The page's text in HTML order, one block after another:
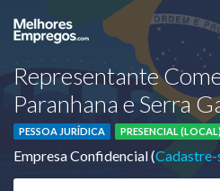
Representante
Paranhana e Serra
PESSOA JURÍDICA PRESENCIAL (LOCAL)
Empresa Confidencial (Cadastre-